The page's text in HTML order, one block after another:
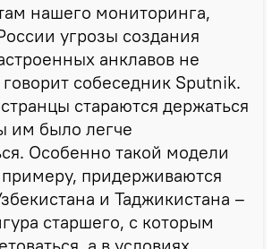
нашего мониторинга,
угрозы создания
анклавов не
говорит собеседник Sputnik.
стараются держаться
им было легче
Особенно такой модели
придерживаются
и Таджикистана –
старшего, с которым